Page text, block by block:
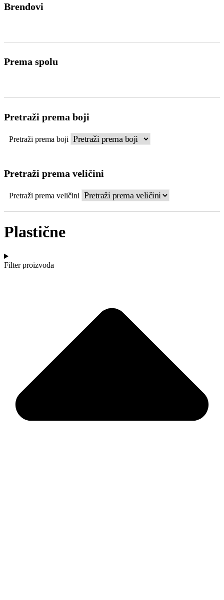
Brendovi
Prema spolu
Pretraži prema boji
Pretraži prema boji
Pretraži prema veličini
Pretraži prema veličini
Plastične
Filter proizvoda